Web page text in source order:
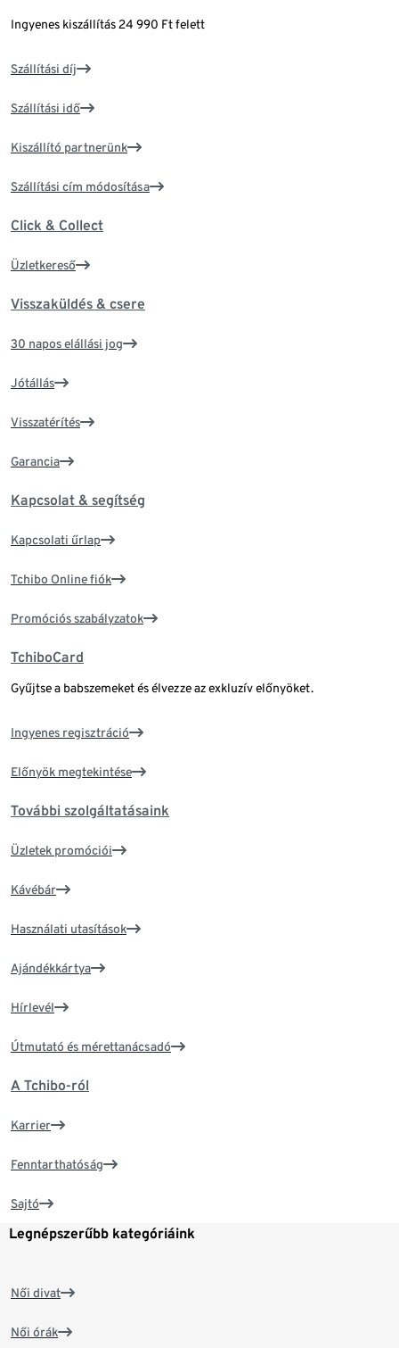
Ingyenes kiszállítás 24 990 Ft felett
Szállítási díj
Szállítási idő
Kiszállító partnerünk
Szállítási cím módosítása
Click & Collect
Üzletkereső
Visszaküldés & csere
30 napos elállási jog
Jótállás
Visszatérítés
Garancia
Kapcsolat & segítség
Kapcsolati űrlap
Tchibo Online fiók
Promóciós szabályzatok
TchiboCard
Gyűjtse a babszemeket és élvezze az exkluzív előnyöket.
Ingyenes regisztráció
Előnyök megtekintése
További szolgáltatásaink
Üzletek promóciói
Kávébár
Használati utasítások
Ajándékkártya
Hírlevél
Útmutató és mérettanácsadó
A Tchibo-ról
Karrier
Fenntarthatóság
Sajtó
Legnépszerűbb kategóriáink
Női divat
Női órák